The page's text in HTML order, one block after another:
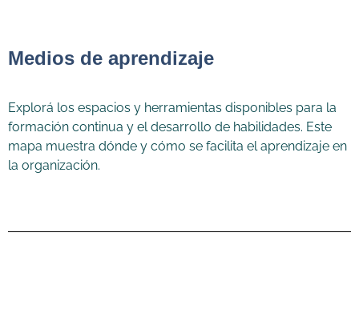
Medios de aprendizaje
Explorá los espacios y herramientas disponibles para la
formación continua y el desarrollo de habilidades. Este
mapa muestra dónde y cómo se facilita el aprendizaje en
la organización.